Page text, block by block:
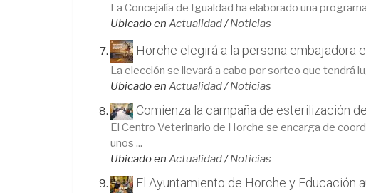
La Concejalía de Igualdad ha elaborado una
Ubicado en Actualidad/Noticias
Horche elegirá a la persona embajadora
La elección se llevará a cabo por sorteo que tendrá
Ubicado en Actualidad/Noticias
Comienza la campaña de esterilización
El Centro Veterinario de Horche se encarga de
unos ...
Ubicado en Actualidad/Noticias
El Ayuntamiento de Horche y Educación